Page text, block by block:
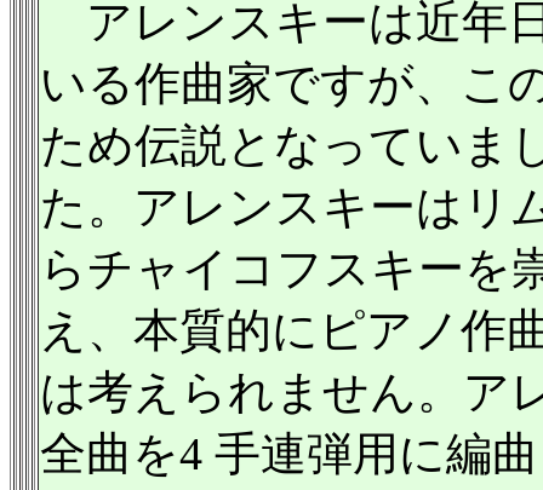
アレンスキーは近年
いる作曲家ですが、こ
ため伝説となっていま
た。アレンスキーはリ
らチャイコフスキーを
え、本質的にピアノ作
は考えられません。ア
全曲を4 手連弾用に編